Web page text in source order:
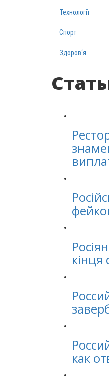
Технології
Спорт
Здоров‘я
кінця
как